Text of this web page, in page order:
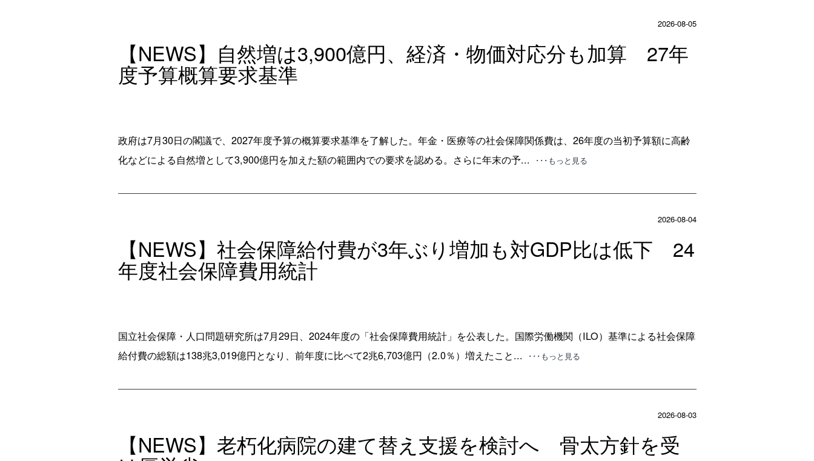
2026-08-05
【NEWS】自然増は3,900億円、経済・物価対応分も加算 27年
度予算概算要求基準
政府は7月30日の閣議で、2027年度予算の概算要求基準を了解した。年金・医療等の社会保障関係費は、26年度の当初予算額に高齢
化などによる自然増として3,900億円を加えた額の範囲内での要求を認める。さらに年末の予...
･･･もっと見る
2026-08-04
【NEWS】社会保障給付費が3年ぶり増加も対GDP比は低下 24
年度社会保障費用統計
国立社会保障・人口問題研究所は7月29日、2024年度の「社会保障費用統計」を公表した。国際労働機関（ILO）基準による社会保障
給付費の総額は138兆3,019億円となり、前年度に比べて2兆6,703億円（2.0％）増えたこと...
･･･もっと見る
2026-08-03
【NEWS】老朽化病院の建て替え支援を検討へ 骨太方針を受